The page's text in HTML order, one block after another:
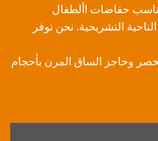
حفاضات األطفال
التشريحية. نحن نوفر
وحاجز الساق المرن بأحجام